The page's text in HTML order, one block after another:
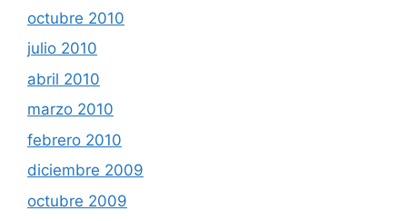
octubre 2010
julio 2010
abril 2010
marzo 2010
febrero 2010
diciembre 2009
octubre 2009